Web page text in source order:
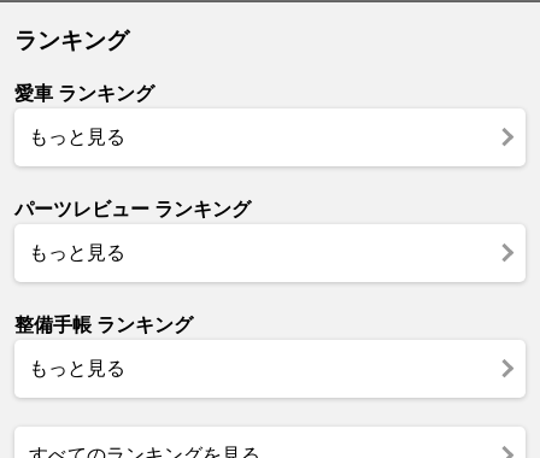
ランキング
愛車 ランキング
もっと見る
パーツレビュー ランキング
もっと見る
整備手帳 ランキング
もっと見る